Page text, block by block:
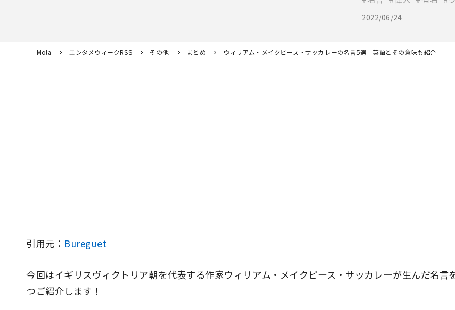
2022/06/24
Mola エンタメウィークRSS その他 まとめ ウィリアム・メイクピース・サッカレーの名言5選｜英語とその意味も紹介
引用元： Bureguet
今回はイギリスヴィクトリア朝を代表する作家ウィリアム・メイクピース・サッカレーが生んだ名言
つご紹介します！